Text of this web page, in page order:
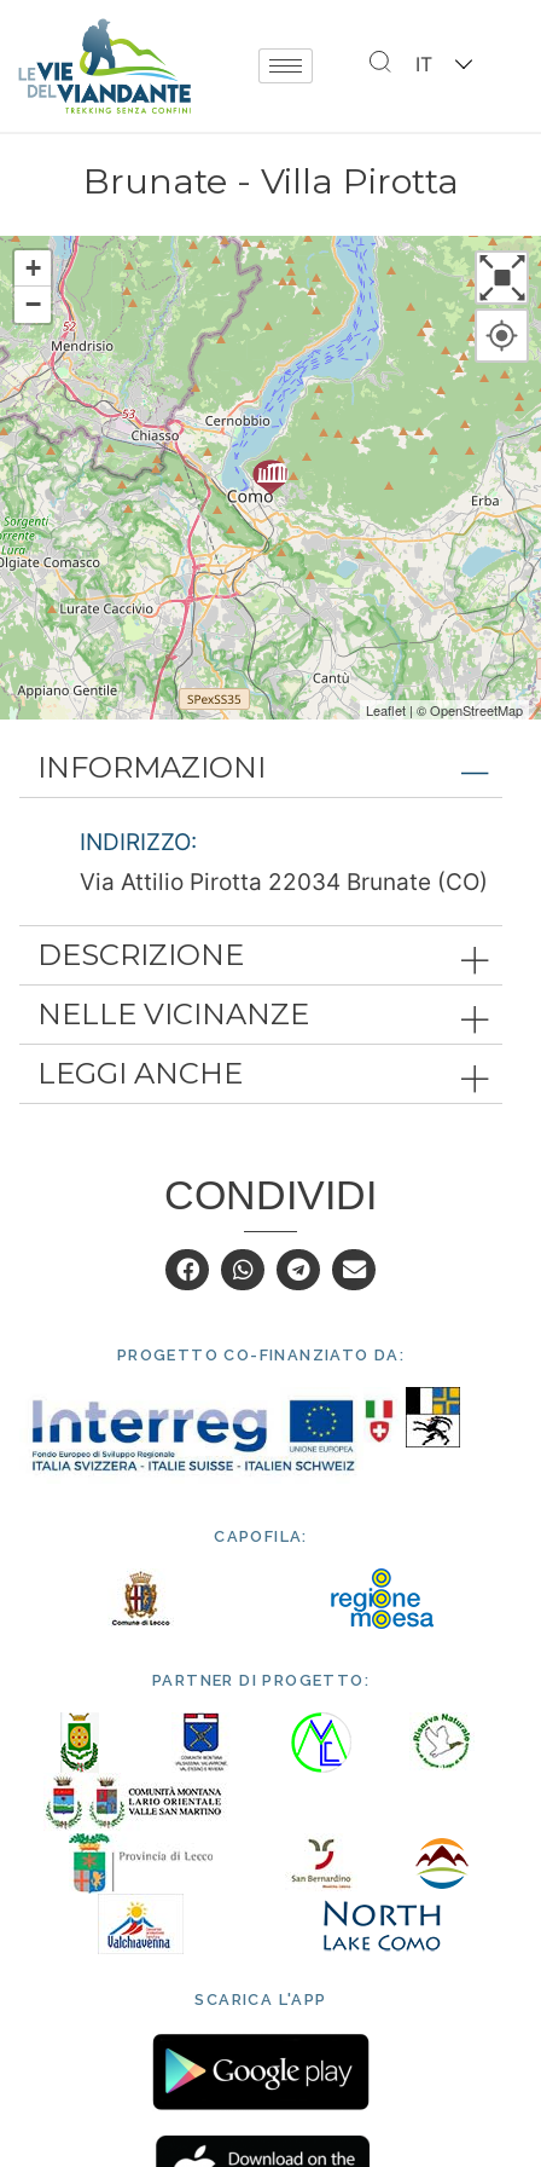
IT
Brunate - Villa Pirotta
INFORMAZIONI
INDIRIZZO:
Via Attilio Pirotta 22034 Brunate (CO)
DESCRIZIONE
NELLE VICINANZE
LEGGI ANCHE
+
−
Leaflet | ©OpenStreetMap
CONDIVIDI
PROGETTO CO-FINANZIATO DA:
CAPOFILA:
PARTNER DI PROGETTO:
SCARICA L'APP